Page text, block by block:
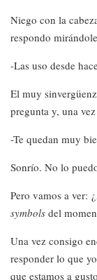
Niego con la
respondo
-Las uso desde
El muy
pregunta y, una
-Te quedan muy
Sonrío. No lo
Pero vamos a ver:
symbols del
Una vez consigo
responder lo que
que estamos a